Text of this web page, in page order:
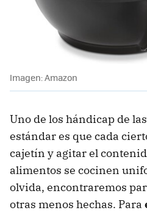
Imagen: Amazon
Uno de los hándicap de
estándar es que cada
cajetín y agitar el
alimentos se cocinen
olvida, encontraremos
otras menos hechas. Para